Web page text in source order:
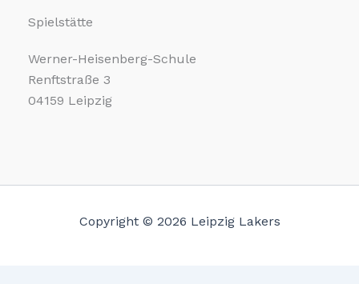
Spielstätte
Werner-Heisenberg-Schule
Renftstraße 3
04159 Leipzig
Copyright © 2026 Leipzig Lakers